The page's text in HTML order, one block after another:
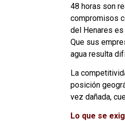
48 horas son
compromisos
del Henares
Que sus
agua resulta
La
posición
vez dañada,
Lo que se